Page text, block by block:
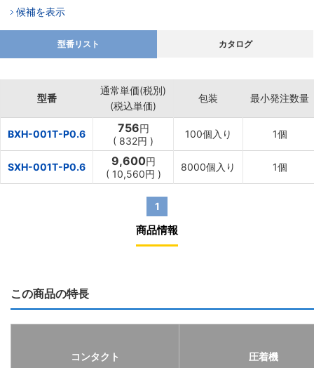
候補を表示
型番リスト カタログ
型番
通常単価(税別)
(税込単価)
包装 最小発注数量
BXH-001T-P0.6 756円
( 832円 )
100個入り 1個
SXH-001T-P0.6 9,600円
( 10,560円 )
8000個入り 1個
1
商品情報
この商品の特長
コンタクト 圧着機